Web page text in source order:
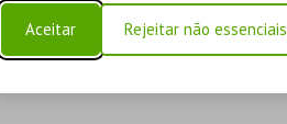
Aceitar Rejeitar não essenciais